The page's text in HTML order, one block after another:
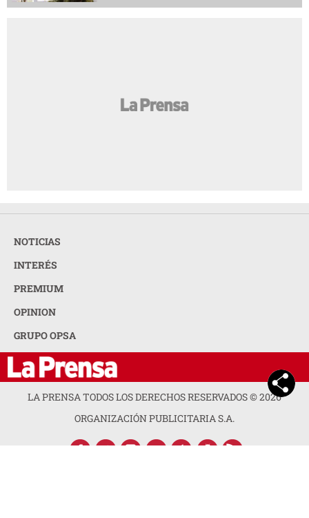
NOTICIAS
INTERÉS
PREMIUM
OPINION
GRUPO OPSA
LA PRENSA TODOS LOS DERECHOS RESERVADOS ©2026
ORGANIZACIÓN PUBLICITARIA S.A.